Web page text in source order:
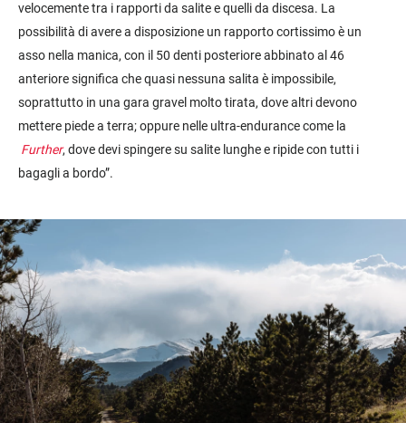
velocemente tra i rapporti da salite e quelli da discesa. La
possibilità di avere a disposizione un rapporto cortissimo è un
asso nella manica, con il 50 denti posteriore abbinato al 46
anteriore significa che quasi nessuna salita è impossibile,
soprattutto in una gara gravel molto tirata, dove altri devono
mettere piede a terra; oppure nelle ultra-endurance come la
Further, dove devi spingere su salite lunghe e ripide con tutti i
bagagli a bordo”.